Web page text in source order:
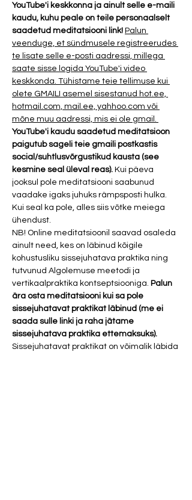
YouTube'i keskkonna ja ainult selle e-maili
kaudu, kuhu peale on teile personaalselt
saadetud meditatsiooni link! Palun
veenduge, et sündmusele registreerudes
te lisate selle e-posti aadressi, millega
saate sisse logida YouTube'i video
keskkonda. Tühistame teie tellimuse kui
olete GMAILI asemel sisestanud hot.ee,
hotmail.com, mail.ee, yahhoo.com või
mõne muu aadressi, mis ei ole gmail.
YouTube'i kaudu saadetud meditatsioon
paigutub sageli teie gmaili postkastis
social/suhtlusvõrgustikud kausta (see
kesmine seal üleval reas). Kui päeva
jooksul pole meditatsiooni saabunud
vaadake igaks juhuks rämpsposti hulka.
Kui seal ka pole, alles siis võtke meiega
ühendust.
NB! Online meditatsioonil saavad osaleda
ainult need, kes on läbinud kõigile
kohustusliku sissejuhatava praktika ning
tutvunud Algolemuse meetodi ja
vertikaalpraktika kontseptsiooniga. Palun
ära osta meditatsiooni kui sa pole
sissejuhatavat praktikat läbinud (me ei
saada sulle linki ja raha jätame
sissejuhatava praktika ettemaksuks).
Sissejuhatavat praktikat on võimalik läbida